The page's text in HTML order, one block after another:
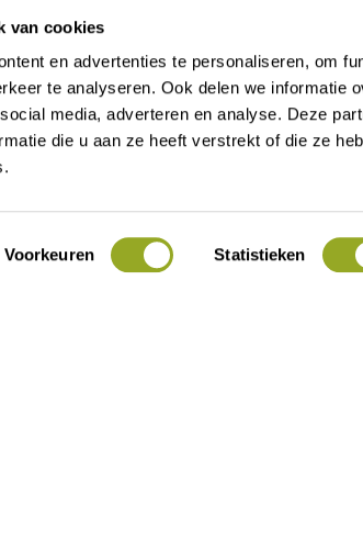
van cookies
en advertenties te personaliseren, om
te analyseren. Ook delen we informatie
media, adverteren en analyse. Deze
die u aan ze heeft verstrekt of die ze
Voorkeuren Statistieken
Contact
Over ODIJ
Actueel